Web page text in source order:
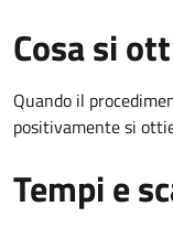
Cosa si
Quando il
positivamente si
Tempi e